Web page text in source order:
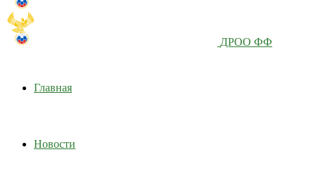
ДРОО ФФ
Главная
Новости